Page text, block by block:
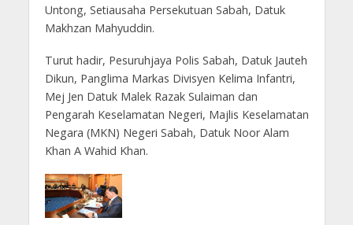
Untong, Setiausaha Persekutuan Sabah, Datuk
Makhzan Mahyuddin.
Turut hadir, Pesuruhjaya Polis Sabah, Datuk Jauteh
Dikun, Panglima Markas Divisyen Kelima Infantri,
Mej Jen Datuk Malek Razak Sulaiman dan
Pengarah Keselamatan Negeri, Majlis Keselamatan
Negara (MKN) Negeri Sabah, Datuk Noor Alam
Khan A Wahid Khan.